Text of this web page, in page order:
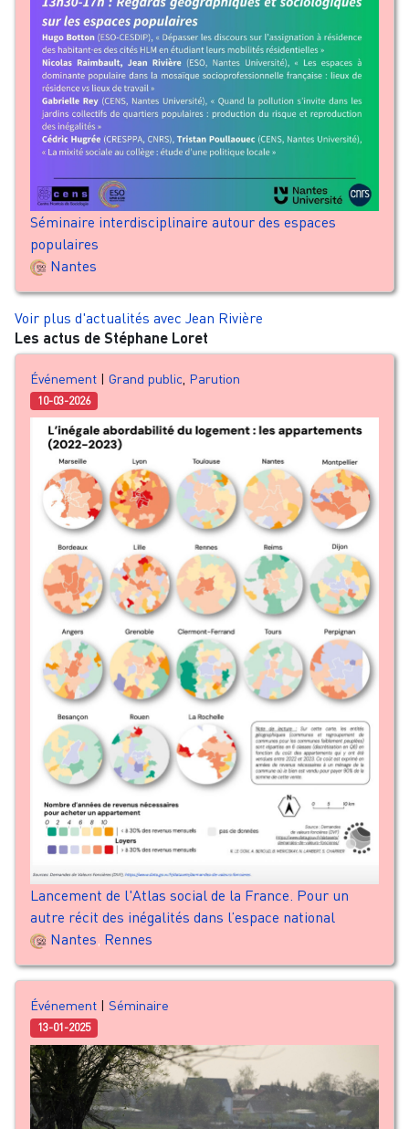
Séminaire interdisciplinaire autour des espaces
populaires
Nantes
Voir plus d'actualités avec Jean Rivière
Les actus de Stéphane Loret
Événement | Grand public Parution
10-03-2026
Lancement de l'Atlas social de la France. Pour un
autre récit des inégalités dans l’espace national
Nantes, Rennes
Événement Séminaire
13-01-2025